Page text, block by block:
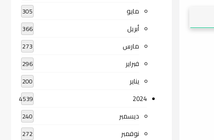
مايو 305
أبريل 366
مارس 273
فبراير 296
يناير 200
2024
4539
ديسمبر 240
نوفمبر 272